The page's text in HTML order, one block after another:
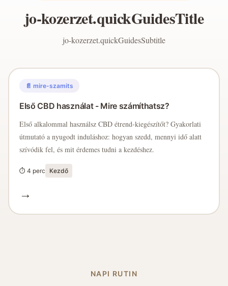
jo-kozerzet.quickGuidesTitle
jo-kozerzet.quickGuidesSubtitle
📄 mire-szamits
Első CBD használat - Mire számíthatsz?
Első alkalommal használsz CBD étrend-kiegészítőt? Gyakorlati
útmutató a nyugodt induláshoz: hogyan szedd, mennyi idő alatt
szívódik fel, és mit érdemes tudni a kezdéshez.
⏱ 4 perc Kezdő
→
NAPI RUTIN